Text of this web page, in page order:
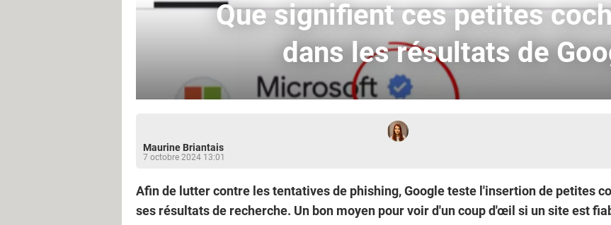
Que signifient ces petites
dans les résultats de
Maurine Briantais
7 octobre 2024 13:01
Afin de lutter contre les tentatives de phishing, Google teste l'insertion de petites
ses résultats de recherche. Un bon moyen pour voir d'un coup d'œil si un site est